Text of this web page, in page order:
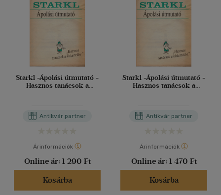
Starkl -Ápolási útmutató -
Hasznos tanácsok a
Antikvár partner
Árinformációk
Online ár: 1 290 Ft
Kosárba
Starkl -Ápolási útmutató -
Hasznos tanácsok a
Antikvár partner
Árinformációk
Online ár: 1 470 Ft
Kosárba